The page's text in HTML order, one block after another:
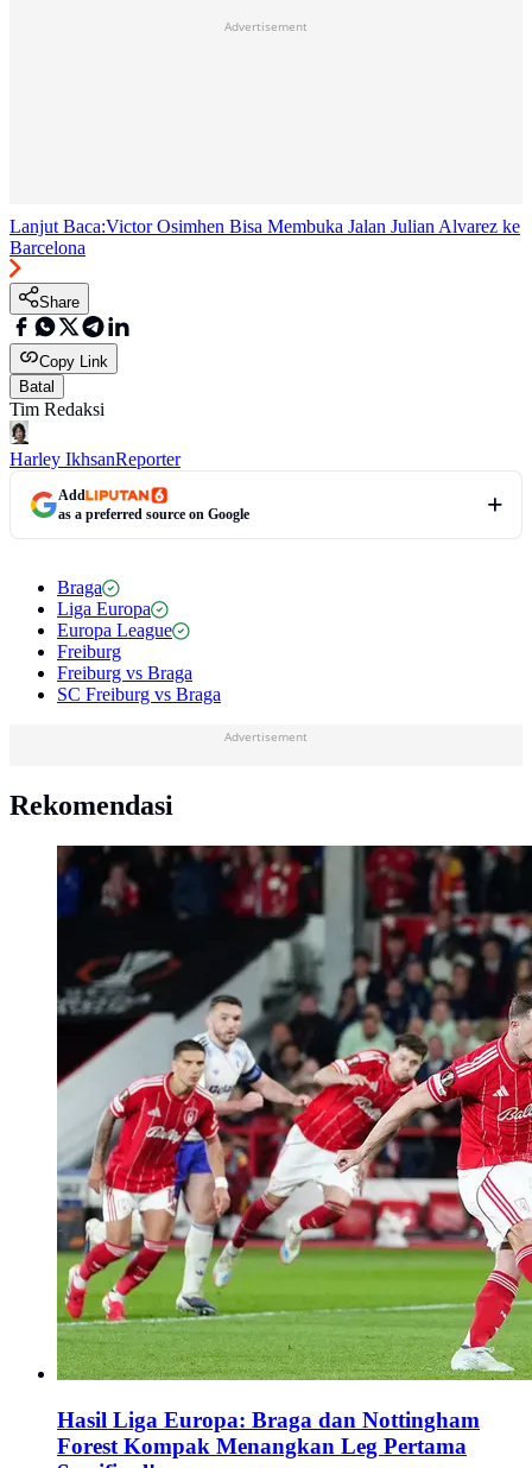
Advertisement
Lanjut Baca:Victor Osimhen Bisa Membuka Jalan Julian Alvarez ke
Barcelona
Share
Copy Link
Batal
Tim Redaksi
Harley IkhsanReporter
Add
as a preferred source on Google
Braga
Liga Europa
Europa League
Freiburg
Freiburg vs Braga
SC Freiburg vs Braga
Advertisement
Rekomendasi
Hasil Liga Europa: Braga dan Nottingham
Forest Kompak Menangkan Leg Pertama